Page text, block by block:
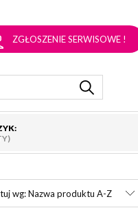
ZGŁOSZENIE SERWISOWE !
wg:Nazwa produktu A-Z